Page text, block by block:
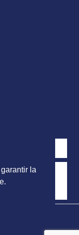
vente
la